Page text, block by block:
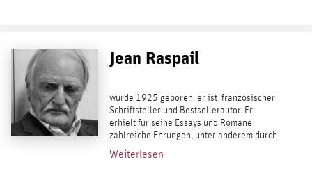
Jean Raspail
wurde 1925 geboren, er ist französischer
Schriftsteller und Bestsellerautor. Er
erhielt für seine Essays und Romane
zahlreiche Ehrungen, unter anderem durch
die Académie française. In Deutschland
galt er spätestens seit seiner Dystopie...
Weiterlesen